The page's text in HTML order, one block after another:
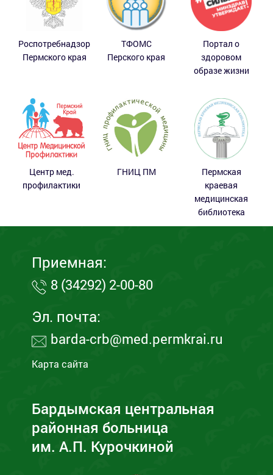
Роспотребнадзор
Пермского края
ТФОМС
Перского края
Портал о
здоровом
образе жизни
Центр мед.
профилактики
ГНИЦ ПМ
Пермская
краевая
медицинская
библиотека
Приемная:
8 (34292) 2-00-80
Эл. почта:
barda-crb@med.permkrai.ru
Карта сайта
Бардымская центральная
районная больница
им. А.П. Курочкиной